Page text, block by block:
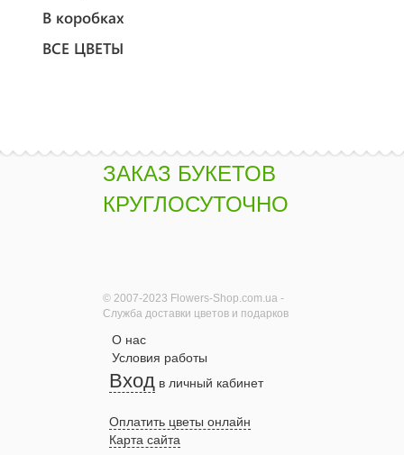
В коробках
ВСЕ ЦВЕТЫ
ЗАКАЗ БУКЕТОВ
КРУГЛОСУТОЧНО
© 2007-2023 Flowers-Shop.com.ua -
Служба доставки цветов и подарков
О нас
Условия работы
Вход в личный кабинет
Оплатить цветы онлайн
Карта сайта